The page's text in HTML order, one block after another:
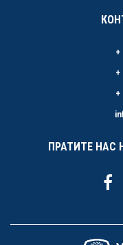
+
+
+
ПРАТИТЕ